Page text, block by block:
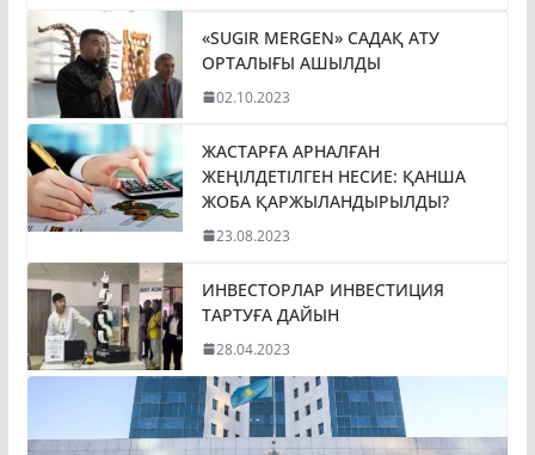
«SUGIR MERGEN» САДАҚ АТУ
ОРТАЛЫҒЫ АШЫЛДЫ
02.10.2023
ЖАСТАРҒА АРНАЛҒАН
ЖЕҢІЛДЕТІЛГЕН НЕСИЕ: ҚАНША
ЖОБА ҚАРЖЫЛАНДЫРЫЛДЫ?
23.08.2023
ИНВЕСТОРЛАР ИНВЕСТИЦИЯ
ТАРТУҒА ДАЙЫН
28.04.2023